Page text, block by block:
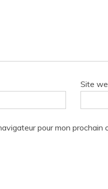
Site
pour mon prochain